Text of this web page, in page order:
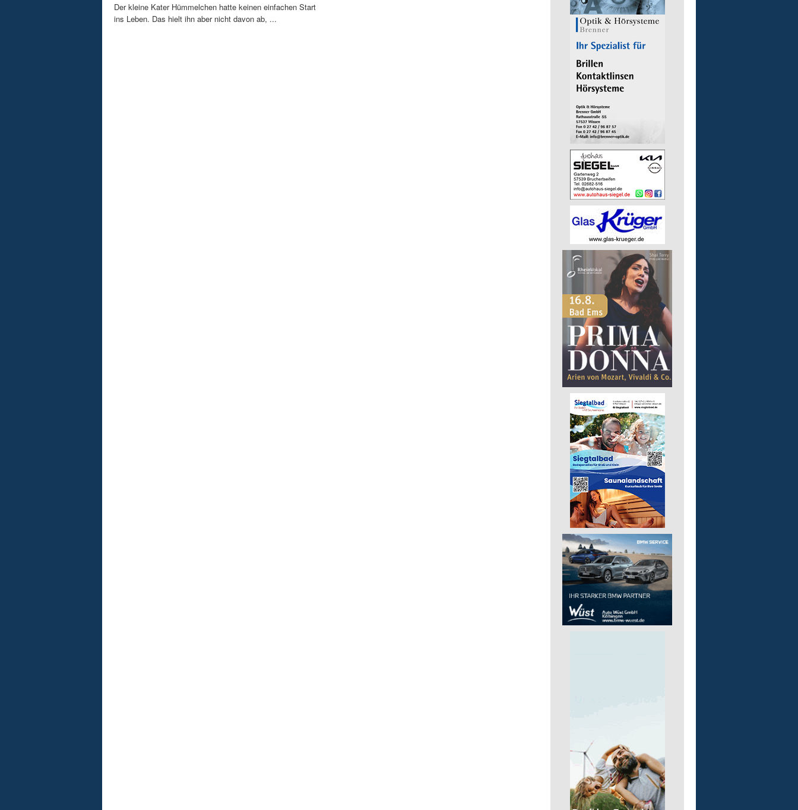
Der kleine Kater Hümmelchen hatte keinen einfachen Start
ins Leben. Das hielt ihn aber nicht davon ab, ...